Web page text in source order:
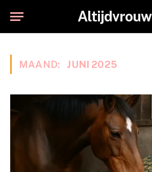
Altijdvrouw
MAAND: JUNI 2025